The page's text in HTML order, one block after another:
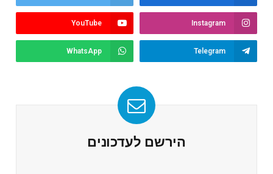
Instagram
YouTube
Telegram
WhatsApp
הירשם לעדכונים